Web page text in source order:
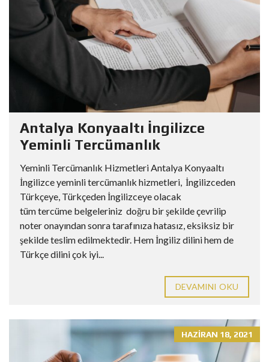
Antalya Konyaaltı İngilizce
Yeminli Tercümanlık
Yeminli Tercümanlık Hizmetleri Antalya Konyaaltı
İngilizce yeminli tercümanlık hizmetleri, İngilizceden
Türkçeye, Türkçeden İngilizceye olacak
tüm tercüme belgeleriniz doğru bir şekilde çevrilip
noter onayından sonra tarafınıza hatasız, eksiksiz bir
şekilde teslim edilmektedir. Hem İngiliz dilini hem de
Türkçe dilini çok iyi...
DEVAMINI OKU
HAZIRAN 18, 2021